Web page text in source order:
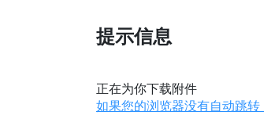
提示信息
正在为你下载附件
如果您的浏览器没有自动跳转